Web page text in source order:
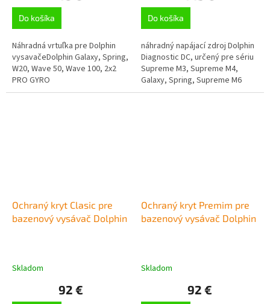
Do košíka
Náhradná vrtuľka pre Dolphin
vysavačeDolphin Galaxy, Spring,
W20, Wave 50, Wave 100, 2x2
PRO GYRO
Do košíka
náhradný napájací zdroj Dolphin
Diagnostic DC, určený pre sériu
Supreme M3, Supreme M4,
Galaxy, Spring, Supreme M6
Ochraný kryt Clasic pre
bazenový vysávač Dolphin
Skladom
92 €
Ochraný kryt Premim pre
bazenový vysávač Dolphin
Skladom
92 €